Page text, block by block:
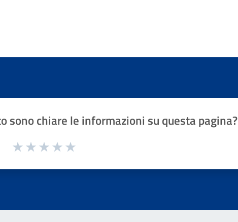
sono chiare le informazioni su questa pagina?
1 a 5 stelle la pagina